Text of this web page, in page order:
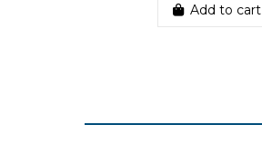
Add to cart